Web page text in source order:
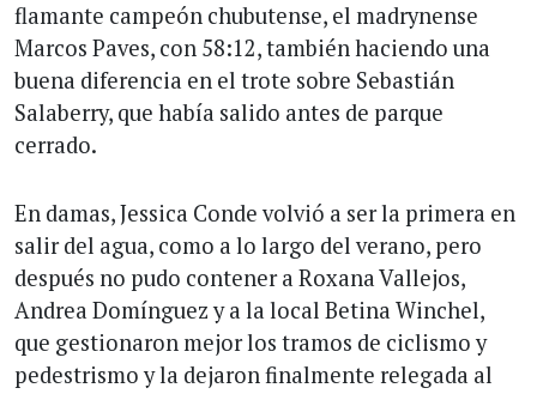
flamante campeón chubutense, el madrynense
Marcos Paves, con 58:12, también haciendo una
buena diferencia en el trote sobre Sebastián
Salaberry, que había salido antes de parque
cerrado.
En damas, Jessica Conde volvió a ser la primera en
salir del agua, como a lo largo del verano, pero
después no pudo contener a Roxana Vallejos,
Andrea Domínguez y a la local Betina Winchel,
que gestionaron mejor los tramos de ciclismo y
pedestrismo y la dejaron finalmente relegada al